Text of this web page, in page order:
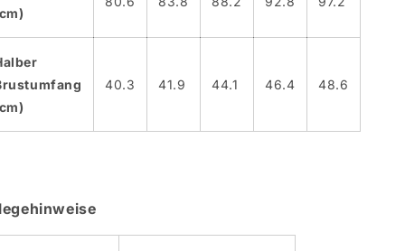
40.3 41.9 44.1 46.4 48.6